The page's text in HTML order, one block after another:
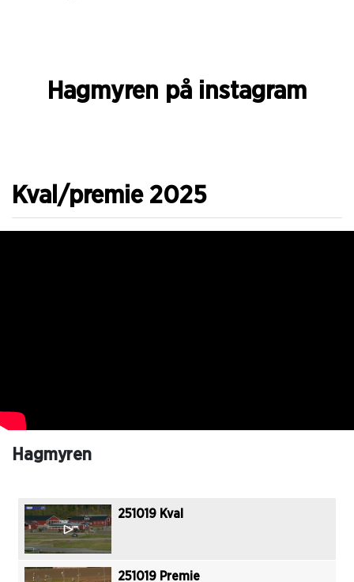
Hagmyren på instagram
Kval/premie 2025
Hagmyren
251019 Kval
251019 Premie